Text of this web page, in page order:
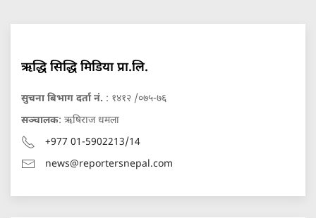
ऋद्धि सिद्धि मिडिया प्रा.लि.
सुचना बिभाग दर्ता नं. : १४१२ /०७५-७६
सञ्चालक: ऋषिराज धमला
+977 01-5902213/14
news@reportersnepal.com